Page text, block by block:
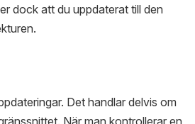
dock att du uppdaterat till den
Det handlar delvis om
När man kontrollerar en